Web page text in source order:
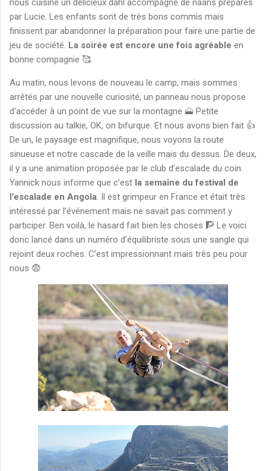
par Lucie. Les enfants sont de très bons commis mais
finissent par abandonner la préparation pour faire une partie de
jeu de société. La soirée est encore une fois agréable en
bonne compagnie 🥰
Au matin, nous levons de nouveau le camp, mais sommes
arrêtés par une nouvelle curiosité, un panneau nous propose
d'accéder à un point de vue sur la montagne 🗻 Petite
discussion au talkie, OK, on bifurque. Et nous avons bien fait 👍
De un, le paysage est magnifique, nous voyons la route
sinueuse et notre cascade de la veille mais du dessus. De deux,
il y a une animation proposée par le club d’escalade du coin.
Yannick nous informe que c’est la semaine du festival de
l’escalade en Angola . Il est grimpeur en France et était très
intéressé par l’événement mais ne savait pas comment y
participer. Ben voilà, le hasard fait bien les choses 🧗 Le voici
donc lancé dans un numéro d’équilibriste sous une sangle qui
rejoint deux roches. C’est impressionnant mais très peu pour
nous 😨